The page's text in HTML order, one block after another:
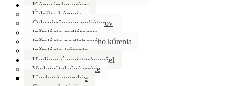
Kúrenárske práce
Údržba kúrenia
Odvzdušnenie radiátorov
Inštalácia radiátorov
Inštalácia podlahového kúrenia
Inštalácia kúrenia
Hodinový majster/manžel
Vodoinštalačné práce
Upchaté potrubie